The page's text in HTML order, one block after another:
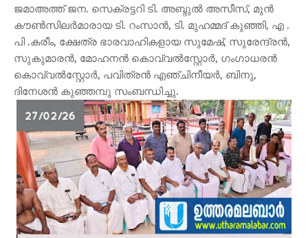
ജമാഅത്ത് ജന. സെക്രട്ടറി ടി. അബ്ദുല്‍ അസീസ്, മുന്‍
കൗണ്‍സിലര്‍മാരായ ടി. റംസാന്‍, ടി. മുഹമ്മദ് കുഞ്ഞി, എ .
പി .കരീം, ക്ഷേത്ര ഭാരവാഹികളായ സുമേഷ്, സുരേന്ദ്രന്‍,
സുകുമാരന്‍, മോഹനന്‍ കൊവ്വല്‍സ്റ്റോര്‍, ഗംഗാധരന്‍
കൊവ്വല്‍സ്റ്റോര്‍, പവിത്രന്‍ എഞ്ചിനീയര്‍, ബിനു,
ദിനേശന്‍ കുഞ്ഞമ്പു സംബന്ധിച്ചു.